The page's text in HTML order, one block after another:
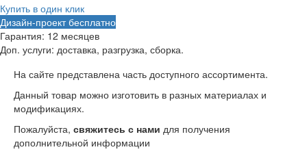
Купить в один клик
Дизайн-проект бесплатно
Гарантия: 12 месяцев
Доп. услуги: доставка, разгрузка, сборка.
На сайте представлена часть доступного ассортимента.
Данный товар можно изготовить в разных материалах и
модификациях.
Пожалуйста, свяжитесь с нами для получения
дополнительной информации